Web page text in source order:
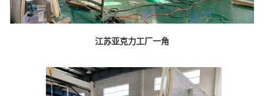
江苏亚克力工厂一角